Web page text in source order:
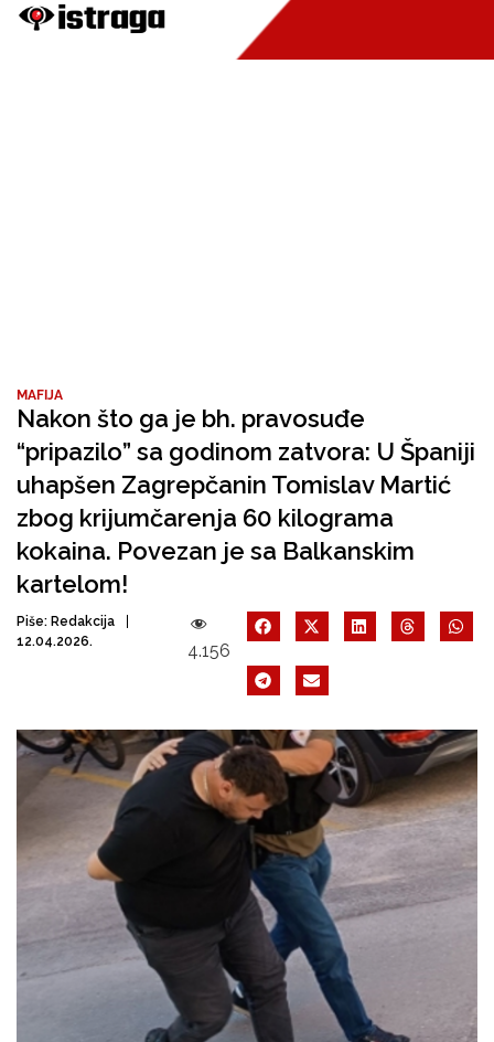
MAFIJA
Nakon što ga je bh. pravosuđe
“pripazilo” sa godinom zatvora: U Španiji
uhapšen Zagrepčanin Tomislav Martić
zbog krijumčarenja 60 kilograma
kokaina. Povezan je sa Balkanskim
kartelom!
Piše: Redakcija
12.04.2026.
4.156